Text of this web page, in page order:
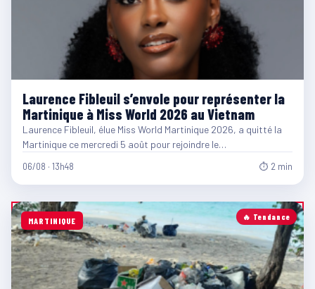
Laurence Fibleuil s’envole pour représenter la
Martinique à Miss World 2026 au Vietnam
Laurence Fibleuil, élue Miss World Martinique 2026, a quitté la
Martinique ce mercredi 5 août pour rejoindre le…
06/08 · 13h48 ⏱ 2 min
🔥 Tendance
MARTINIQUE